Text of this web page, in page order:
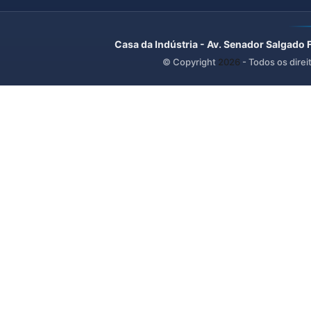
Casa da Indústria - Av. Senador
© Copyright 2026 - Todos os